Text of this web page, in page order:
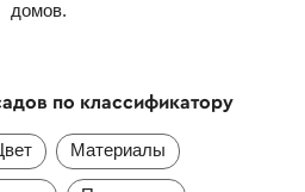
домов.
по классификатору
Материалы